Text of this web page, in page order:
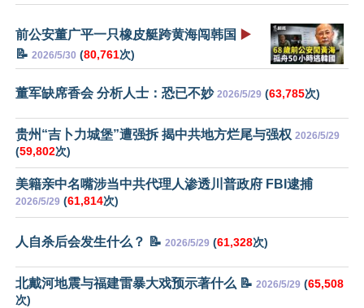
前公安董广平一只橡皮艇跨黄海闯韩国 ▶️
📝 2026/5/30 (80,761次)
董军缺席香会 分析人士：恐已不妙 2026/5/29 (63,785次)
贵州“吉卜力城堡”遭强拆 揭中共地方烂尾与强权 2026/5/29
(59,802次)
美籍亲中名嘴涉当中共代理人渗透川普政府 FBI逮捕
2026/5/29 (61,814次)
人自杀后会发生什么？ 📝 2026/5/29 (61,328次)
北戴河地震与福建雷暴大戏预示著什么 📝 2026/5/29 (65,508
次)